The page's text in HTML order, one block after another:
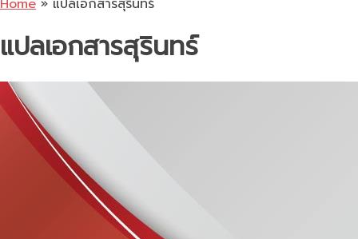
Home » แปลเอกสารสุรินทร์
แปลเอกสารสุรินทร์